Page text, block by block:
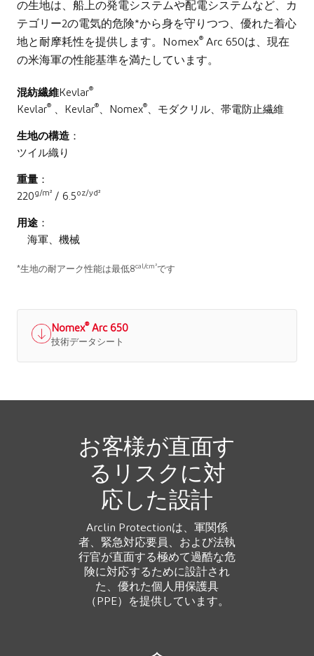
の生地は、船上の発電システムや配電システムなど、カ
テゴリー2の電気的危険*から身を守りつつ、優れた着心
地と耐摩耗性を提供します。Nomex® Arc 650は、現在
の米海軍の性能基準を満たしています。
混紡繊維Kevlar®
Kevlar® 、Kevlar®、Nomex®、モダクリル、帯電防止繊維
生地の構造 ：
ツイル織り
重量 ：
220g/m² / 6.5oz/yd²
用途 ：
海軍、機械
*生地の耐アーク性能は最低8cal/cm²です
Nomex® Arc 650
技術データシート
お客様が直面す
るリスクに対
応した設計
Arclin Protectionは、軍関係
者、緊急対応要員、および法執
行官が直面する極めて過酷な危
険に対応するために設計され
た、優れた個人用保護具
（PPE）を提供しています。